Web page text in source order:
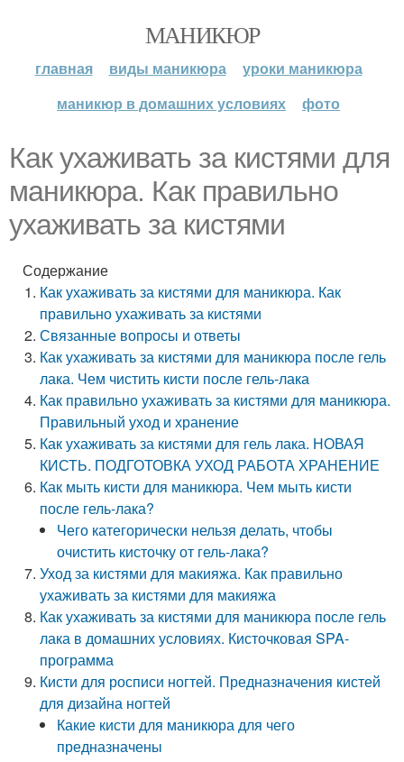
МАНИКЮР
главная виды маникюра
уроки маникюра
маникюр в домашних условиях
фото
Как ухаживать за кистями для
маникюра. Как правильно
ухаживать за кистями
Содержание
Как ухаживать за кистями для маникюра. Как
правильно ухаживать за кистями
Связанные вопросы и ответы
Как ухаживать за кистями для маникюра после гель
лака. Чем чистить кисти после гель-лака
Как правильно ухаживать за кистями для маникюра.
Правильный уход и хранение
Как ухаживать за кистями для гель лака. НОВАЯ
КИСТЬ. ПОДГОТОВКА УХОД РАБОТА ХРАНЕНИЕ
Как мыть кисти для маникюра. Чем мыть кисти
после гель-лака?
Чего категорически нельзя делать, чтобы
очистить кисточку от гель-лака?
Уход за кистями для макияжа. Как правильно
ухаживать за кистями для макияжа
Как ухаживать за кистями для маникюра после гель
лака в домашних условиях. Кисточковая SPA-
программа
Кисти для росписи ногтей. Предназначения кистей
для дизайна ногтей
Какие кисти для маникюра для чего
предназначены